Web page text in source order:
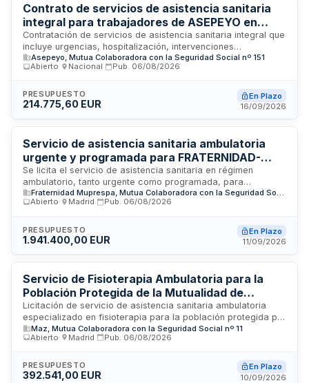
Contrato de servicios de asistencia sanitaria
integral para trabajadores de ASEPEYO en
Salamanca
Contratación de servicios de asistencia sanitaria integral que
incluye urgencias, hospitalización, intervenciones
quirúrgicas, consultas externas y pruebas diagnósticas en la
provincia de Salamanca. El servicio se destina a los
Mutua Colaboradora con la Seguridad Social, así como a
trabajadores por cuenta propia adheridos y beneficiarios de
Se busca garantizar una gestión unificada de la asistencia
sanitaria mediante un único proveedor que evite demoras,
visitas redundantes y mejore la eficacia en el seguimiento y
tratamiento de pacientes.
Asepeyo, Mutua Colaboradora con la Seguridad Social nº 151
Abierto
Nacional Pub. 06/08/2026
PRESUPUESTO
214.775,60 EUR
En Plazo
16/09/2026
Servicio de asistencia sanitaria ambulatoria
urgente y programada para FRATERNIDAD-
MUPRESPA
Se licita el servicio de asistencia sanitaria en régimen
ambulatorio, tanto urgente como programada, para
FRATERNIDAD-MUPRESPA en diversas localidades. El
contrato comprende prestaciones de medicina general,
mediante centros sanitarios autorizados que cuenten con las
unidades asistenciales requeridas. La contratación se
de adjudicación bajo la Ley de Contratos del Sector Público.
Fraternidad Muprespa, Mutua Colaboradora con la Seguridad Social nº 275
Abierto
Madrid Pub. 06/08/2026
PRESUPUESTO
1.941.400,00 EUR
En Plazo
11/09/2026
Servicio de Fisioterapia Ambulatoria para la
Población Protegida de la Mutualidad de
Accidentes del Sector de la Construcción
Licitación de servicio de asistencia sanitaria ambulatoria
especializado en fisioterapia para la población protegida por
la Mutualidad de Accidentes del Sector de la Construcción
en seis municipios de tres provincias españolas. El servicio
Raspeig, Fortuna, Los Alcázares, Beniel, Crevillent y Guadix,
cubriendo atención especializada en rehabilitación y
Maz, Mutua Colaboradora con la Seguridad Social nº 11
Abierto
Madrid Pub. 06/08/2026
PRESUPUESTO
392.541,00 EUR
En Plazo
10/09/2026